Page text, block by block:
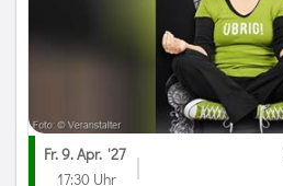
Fr. 9. Apr. '27
17:30 Uhr